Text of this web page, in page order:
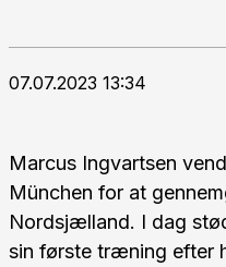
07.07.2023 13:34
Marcus Ingvartsen
München for at
Nordsjælland. I dag
sin første træning efter